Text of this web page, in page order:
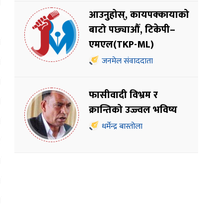
आउनुहोस्, कायपक्कायाको
बाटो पछ्याऔँ, टिकेपी–
एमएल(TKP-ML)
जनमेल संवाददाता
फासीवादी विभ्रम र
क्रान्तिको उज्ज्वल भविष्य
धर्मेन्द्र बास्तोला